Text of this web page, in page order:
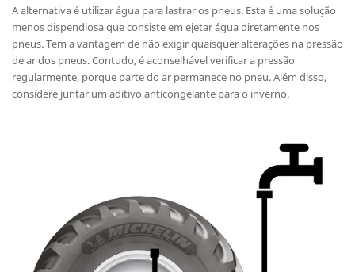
A alternativa é utilizar água para lastrar os pneus. Esta é uma solução
menos dispendiosa que consiste em ejetar água diretamente nos
pneus. Tem a vantagem de não exigir quaisquer alterações na pressão
de ar dos pneus. Contudo, é aconselhável verificar a pressão
regularmente, porque parte do ar permanece no pneu. Além disso,
considere juntar um aditivo anticongelante para o inverno.